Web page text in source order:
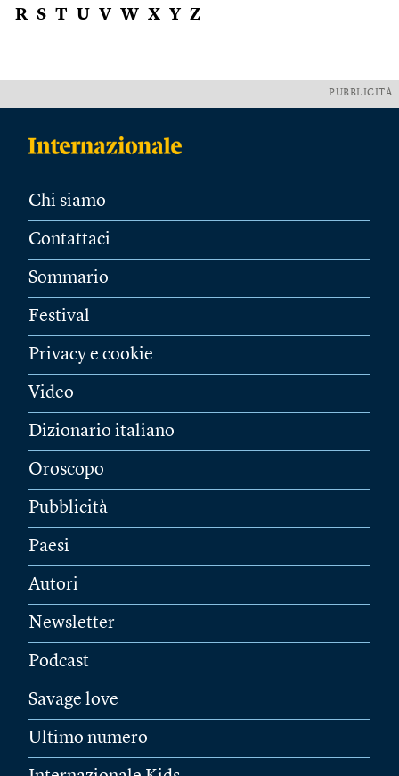
R S T U V W X Y Z
PUBBLICITÀ
Chi siamo
Contattaci
Sommario
Festival
Privacy e cookie
Video
Dizionario italiano
Oroscopo
Pubblicità
Paesi
Autori
Newsletter
Podcast
Savage love
Ultimo numero